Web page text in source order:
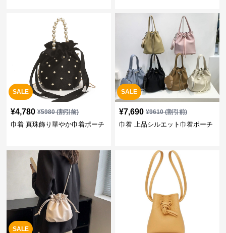
SALE
¥4,780 ¥5980(割引前)
巾着 真珠飾り華やか巾着ポーチ
SALE
¥7,690 ¥9610(割引前)
巾着 上品シルエット巾着ポーチ
SALE